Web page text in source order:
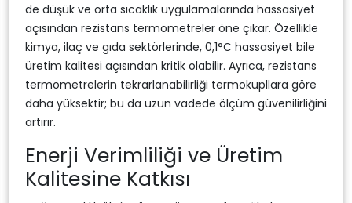
de düşük ve orta sıcaklık uygulamalarında hassasiyet
açısından rezistans termometreler öne çıkar. Özellikle
kimya, ilaç ve gıda sektörlerinde, 0,1°C hassasiyet bile
üretim kalitesi açısından kritik olabilir. Ayrıca, rezistans
termometrelerin tekrarlanabilirliği termokupllara göre
daha yüksektir; bu da uzun vadede ölçüm güvenilirliğini
artırır.
Enerji Verimliliği ve Üretim
Kalitesine Katkısı